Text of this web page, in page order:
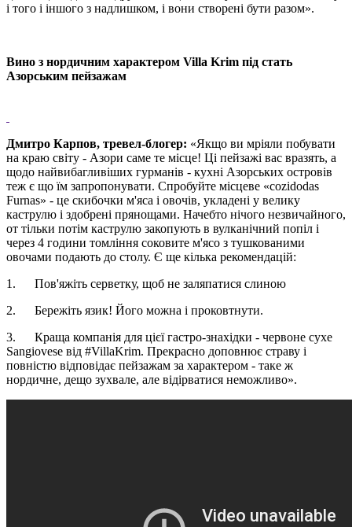
і того і іншого з надлишком, і вони створені бути разом».
Вино з нордичним характером Villa Krim під стать
Азорським пейзажам
Дмитро Карпов, тревел-блогер: «Якщо ви мріяли побувати
на краю світу - Азори саме те місце! Ці пейзажі вас вразять, а
щодо найвибагливіших гурманів - кухні Азорських островів
теж є що їм запропонувати. Спробуйте місцеве «cozidodas
Furnas» - це скибочки м'яса і овочів, укладені у велику
каструлю і здобрені прянощами. Начебто нічого незвичайного,
от тільки потім каструлю закопують в вулканічний попіл і
через 4 години томління соковите м'ясо з тушкованими
овочами подають до столу. Є ще кілька рекомендацій:
1. Пов'яжіть серветку, щоб не заляпатися слиною
2. Бережіть язик! Його можна і проковтнути.
3. Краща компанія для цієї гастро-знахідки - червоне сухе
Sangiovese від #VillaKrim. Прекрасно доповнює страву і
повністю відповідає пейзажам за характером - таке ж
нордичне, дещо зухвале, але відірватися неможливо».